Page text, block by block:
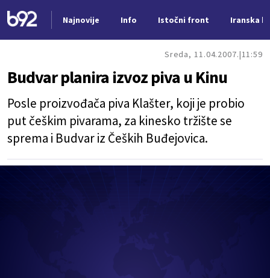
Najnovije Info Istočni front Iranska
Sreda, 11.04.2007. 11:59
Budvar planira izvoz piva u Kinu
Posle proizvođača piva Klašter, koji je probio
put češkim pivarama, za kinesko tržište se
sprema i Budvar iz Čeških Buđejovica.